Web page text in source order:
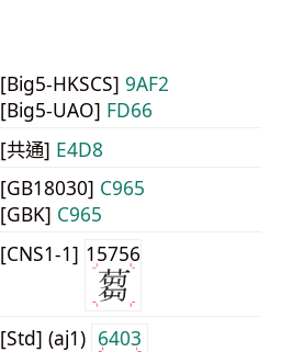
[Big5-HKSCS] 9AF2
[Big5-UAO] FD66
[共通] E4D8
[GB18030] C965
[GBK] C965
[CNS1-1] 15756
[Std] (aj1) 6403